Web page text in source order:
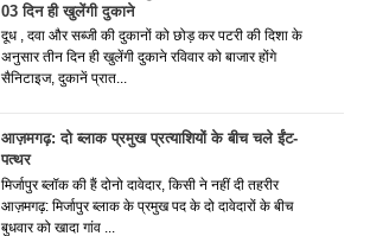
03 दिन ही खुलेंगी दुकाने
दूध , दवा और सब्जी की दुकानों को छोड़ कर पटरी की दिशा के
अनुसार तीन दिन ही खुलेंगी दुकाने रविवार को बाजार होंगे
सैनिटाइज, दुकानें प्रात...
आज़मगढ़: दो ब्लाक प्रमुख प्रत्याशियों के बीच चले ईंट-
पत्थर
मिर्जापुर ब्लॉक की हैं दोनो दावेदार, किसी ने नहीं दी तहरीर
आज़मगढ़: मिर्जापुर ब्लाक के प्रमुख पद के दो दावेदारों के बीच
बुधवार को खादा गांव ...